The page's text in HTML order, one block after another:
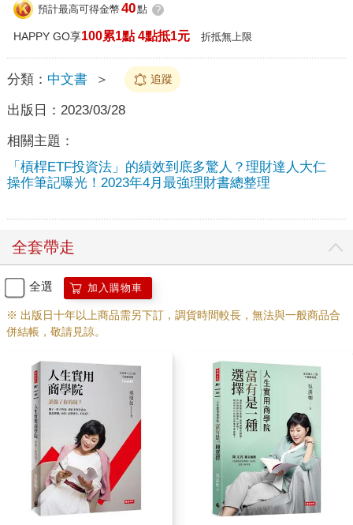
預計最高可得金幣 40點 ?
HAPPY GO享100累1點 4點抵1元 折抵無上限
分類： 中文書 ＞ 追蹤
出版日： 2023/03/28
相關主題：
「槓桿ETF投資法」的績效到底多驚人？理財達人大仁
操作筆記曝光！2023年4月最強理財書總整理
全套帶走
全選 加入購物車
※ 出版日十年以上商品需另下訂，調貨時間較長，無法與一般商品合
併結帳，敬請見諒。